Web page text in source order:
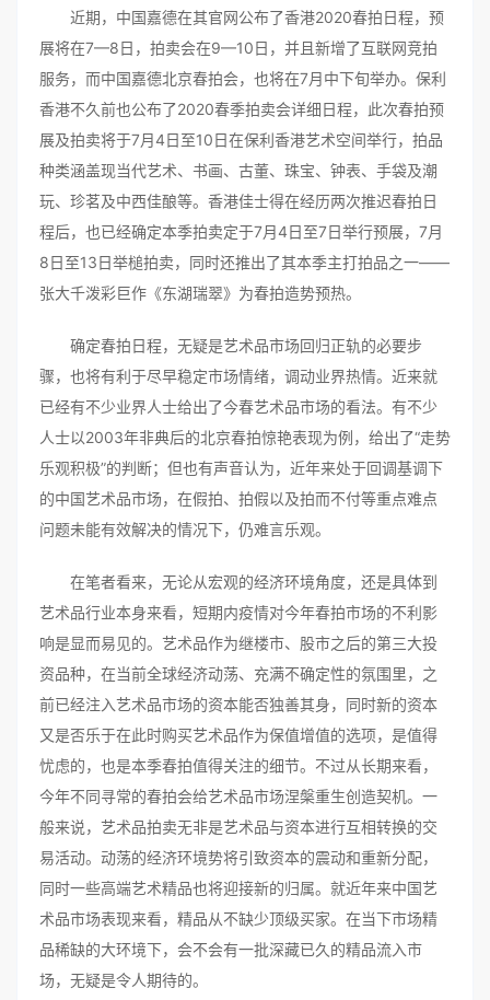
近期，中国嘉德在其官网公布了香港2020春拍日程，预
展将在7—8日，拍卖会在9—10日，并且新增了互联网竞拍
服务，而中国嘉德北京春拍会，也将在7月中下旬举办。保利
香港不久前也公布了2020春季拍卖会详细日程，此次春拍预
展及拍卖将于7月4日至10日在保利香港艺术空间举行，拍品
种类涵盖现当代艺术、书画、古董、珠宝、钟表、手袋及潮
玩、珍茗及中西佳酿等。香港佳士得在经历两次推迟春拍日
程后，也已经确定本季拍卖定于7月4日至7日举行预展，7月
8日至13日举槌拍卖，同时还推出了其本季主打拍品之一——
张大千泼彩巨作《东湖瑞翠》为春拍造势预热。
确定春拍日程，无疑是艺术品市场回归正轨的必要步
骤，也将有利于尽早稳定市场情绪，调动业界热情。近来就
已经有不少业界人士给出了今春艺术品市场的看法。有不少
人士以2003年非典后的北京春拍惊艳表现为例，给出了“走势
乐观积极”的判断；但也有声音认为，近年来处于回调基调下
的中国艺术品市场，在假拍、拍假以及拍而不付等重点难点
问题未能有效解决的情况下，仍难言乐观。
在笔者看来，无论从宏观的经济环境角度，还是具体到
艺术品行业本身来看，短期内疫情对今年春拍市场的不利影
响是显而易见的。艺术品作为继楼市、股市之后的第三大投
资品种，在当前全球经济动荡、充满不确定性的氛围里，之
前已经注入艺术品市场的资本能否独善其身，同时新的资本
又是否乐于在此时购买艺术品作为保值增值的选项，是值得
忧虑的，也是本季春拍值得关注的细节。不过从长期来看，
今年不同寻常的春拍会给艺术品市场涅槃重生创造契机。一
般来说，艺术品拍卖无非是艺术品与资本进行互相转换的交
易活动。动荡的经济环境势将引致资本的震动和重新分配，
同时一些高端艺术精品也将迎接新的归属。就近年来中国艺
术品市场表现来看，精品从不缺少顶级买家。在当下市场精
品稀缺的大环境下，会不会有一批深藏已久的精品流入市
场，无疑是令人期待的。